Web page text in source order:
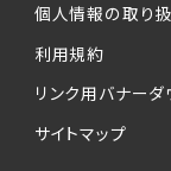
個人情報の取り
利用規約
リンク用バナーダ
サイトマップ